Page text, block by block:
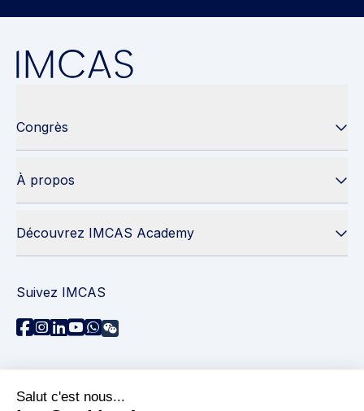
Congrès
À propos
Découvrez IMCAS Academy
Suivez IMCAS